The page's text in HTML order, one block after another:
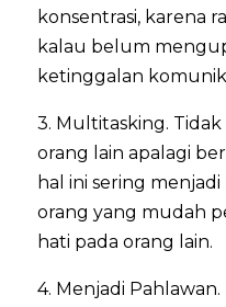
konsentrasi, karena
kalau belum
ketinggalan
3. Multitasking.
orang lain apalagi
hal ini sering
orang yang mudah
hati pada orang lain.
4. Menjadi